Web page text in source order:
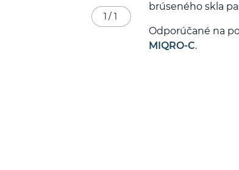
brúseného skla
Odporúčané na
MIQRO-C.
1 / 1